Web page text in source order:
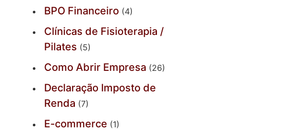
BPO Financeiro (4)
Clínicas de Fisioterapia /
Pilates (5)
Como Abrir Empresa (26)
Declaração Imposto de
Renda (7)
E-commerce (1)